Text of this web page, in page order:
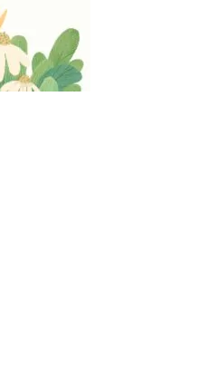
página
de
producto